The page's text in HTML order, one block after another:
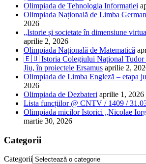
Olimpiada de Tehnologia Informației
Olimpiada Națională de Limba
2026
„Istorie și societate în dimensiune
aprilie 2, 2026
Olimpiada Națională de Matematică
🇪🇺 Istoria Colegiului Național Tudor
Jiu, în proiectele Ersamus aprilie 2,
Olimpiada de Limba Engleză – etapa
2026
Olimpiada de Dezbateri aprilie 1, 2026
Lista funcțiilor @ CNTV / 1409 /
Olimpiada micilor Istorici „Nicolae
martie 30, 2026
Categorii
Categorii